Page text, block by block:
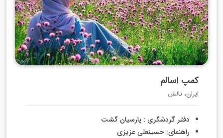
کمپ اسالم
ایران، تالش
دفتر گردشگری : پارسیان گشت
راهنمای: حسینعلی عزیزی